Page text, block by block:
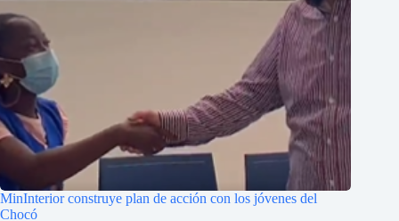
MinInterior construye plan de acción con los jóvenes del
Chocó